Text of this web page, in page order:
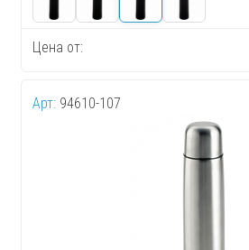
Цена от:
Арт: 94610-107